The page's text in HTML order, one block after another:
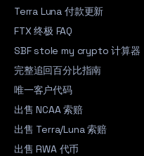
Terra Luna 付款更新
FTX 终极 FAQ
SBF stole my crypto 计算器
完整追回百分比指南
唯一客户代码
出售 NCAA 索赔
出售 Terra/Luna 索赔
出售 RWA 代币